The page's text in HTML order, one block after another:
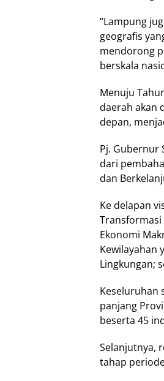
“Lampung
geografis
mendorong
berskala
Menuju
daerah akan
depan,
Pj. Gubernur
dari
dan
Ke delapan
Transformasi
Ekonomi
Kewilayahan
Lingkungan;
Keseluruhan
panjang
beserta 45
Selanjutnya,
tahap